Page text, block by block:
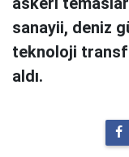
sanayii, deniz
teknoloji
aldı.